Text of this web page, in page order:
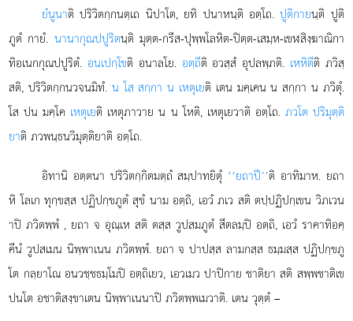
ยํนูนาติปริวิตกฺกนตฺเถ นิปาโต, ยทิ ปนาหนฺติ อตฺโถ.ปูติกายนฺติ ปูติ
ภูตํ กายํ. นานากุณปปูริตนฺติ มุตฺต-กรีส-ปุพฺพโลหิต-ปิตฺต-เสมฺห-เขฬสิงฺฆาณิกา
ทิอเนกกุณปปูริตํ.อนเปกฺโขติ อนาลโย. อตฺถีติ อวสฺสํ อุปลพฺภติ. เหหิตีติ ภวิสฺ
สติ, ปริวิตกฺกนวจนมิทํ. น โส สกฺกา น เหตุเยติ เตน มคฺเคน น สกฺกา น ภวิตุํ.
โส ปน มคฺโค เหตุเยติ เหตุภาวาย น น โหติ, เหตุเยวาติ อตฺโถ. ภวโต ปริมุตฺติ
ยาติ ภวพนฺธนวิมุตฺติยาติ อตฺโถ.
อิทานิ อตฺตนา ปริวิตกฺกิตมตฺถํ สมฺปาทยิตุํ ‘‘ยถาปี’’ติ อาทิมาห. ยถา
หิ โลเก ทุกฺขสฺส ปฏิปกฺขภูตํ สุขํ นาม อตฺถิ, เอวํ ภเว สติ ตปฺปฏิปกฺเขน วิภเวน
าปิ ภวิตพฺพํ, ยถา จ อุณฺเห สติ ตสฺส วูปสมภูตํ สีตลมฺปิ อตฺถิ, เอวํ ราคาทิอคฺ
คีนํ วูปสเมน นิพฺพาเนน ภวิตพฺพํ. ยถา จ ปาปสฺส ลามกสฺส ธมฺมสฺส ปฏิปกฺขภู
โต กลฺยาโณ อนวชฺชธมฺโมปิอตฺถิเยว, เอวเมว ปาปิกาย ชาติยา สติ สพฺพชาติเข
ปนโต อชาติสงฺขาเตน นิพฺพาเนนาปิ ภวิตพฺพเมวาติ. เตน วุตฺตํ –